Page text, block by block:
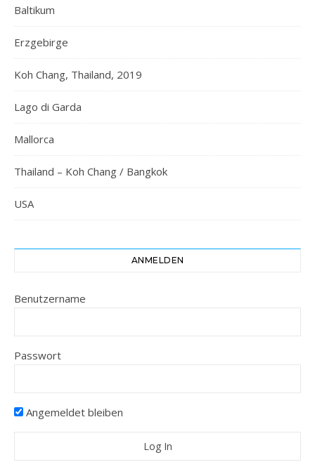
Baltikum
Erzgebirge
Koh Chang, Thailand, 2019
Lago di Garda
Mallorca
Thailand – Koh Chang / Bangkok
USA
ANMELDEN
Benutzername
Passwort
Angemeldet bleiben